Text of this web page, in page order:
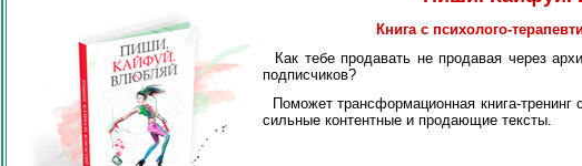
Книга с психолого-
Как тебе продавать не продавая через
подписчиков?
Поможет трансформационная книга-
сильные контентные и продающие тексты.